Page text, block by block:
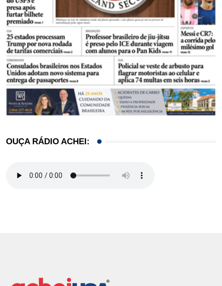
OUÇA RÁDIO ACHEI: